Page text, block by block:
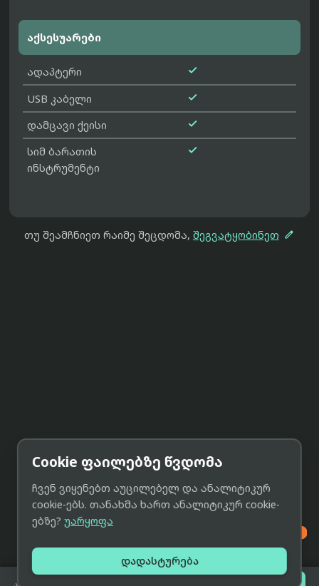
აქსესუარები
ადაპტერი 
USB კაბელი 
დამცავი ქეისი 
სიმ ბარათის
ინსტრუმენტი

თუ შეამჩნიეთ რაიმე შეცდომა, შეგვატყობინეთ 

Cookie ფაილებზე წვდომა
ჩვენ ვიყენებთ აუცილებელ და ანალიტიკურ
cookie-ებს. თანახმა ხართ ანალიტიკურ cookie-
ებზე? უარყოფა
დადასტურება